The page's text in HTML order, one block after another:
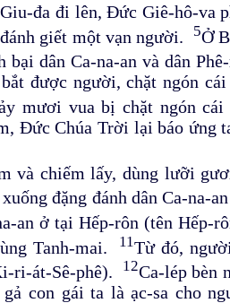
đa đi lên, Đức Giê-hô-va
giết một vạn người.
5Ở
dân Ca-na-an và dân
được người, chặt ngón
mươi vua bị chặt ngón cái
Đức Chúa Trời lại báo ứng
và chiếm lấy, dùng lưỡi
đặng đánh dân Ca-na-
an ở tại Hếp-rôn (tên Hếp-
Tanh-mai.
11Từ đó,
ri-át-Sê-phê).
12Ca-lép bèn
con gái ta là ạc-sa cho